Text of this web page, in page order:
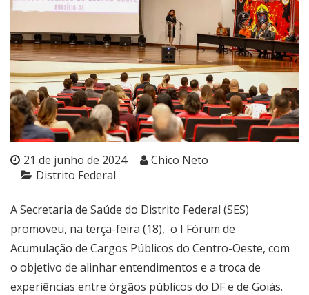
21 de junho de 2024
Chico Neto
Distrito Federal
A Secretaria de Saúde do Distrito Federal (SES)
promoveu, na terça-feira (18), o I Fórum de
Acumulação de Cargos Públicos do Centro-Oeste, com
o objetivo de alinhar entendimentos e a troca de
experiências entre órgãos públicos do DF e de Goiás.